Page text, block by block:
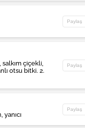
Paylaş
çiçekli,
otsu bitki. 2.
Paylaş
yanıcı
Paylaş